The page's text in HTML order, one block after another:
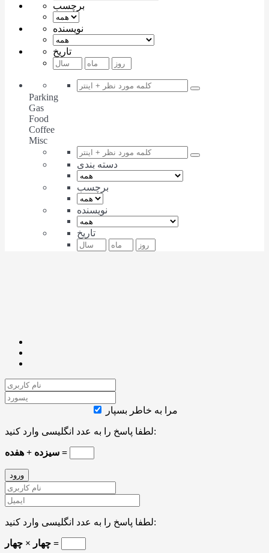
برچسب
نویسنده
تاریخ
Parking
Gas
Food
Coffee
Misc
دسته بندی
برچسب
نویسنده
تاریخ
مرا به خاطر بسپار
لطفا پاسخ را به عدد انگلیسی وارد کنید:
سیزده + هفده =
لطفا پاسخ را به عدد انگلیسی وارد کنید:
چهار × چهار =